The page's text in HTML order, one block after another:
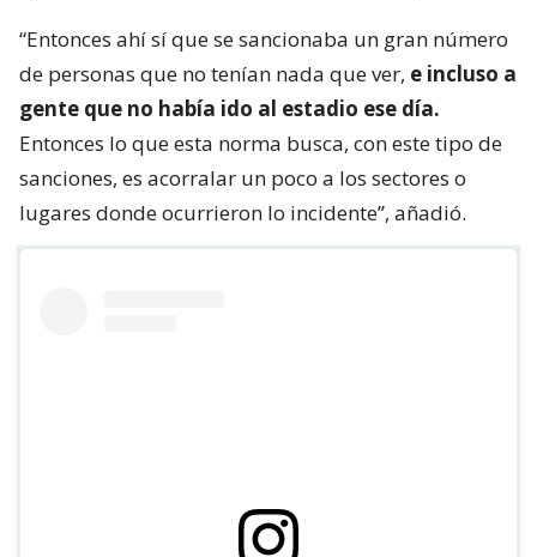
“Entonces ahí sí que se sancionaba un gran número
de personas que no tenían nada que ver, e incluso a
gente que no había ido al estadio ese día.
Entonces lo que esta norma busca, con este tipo de
sanciones, es acorralar un poco a los sectores o
lugares donde ocurrieron lo incidente”, añadió.